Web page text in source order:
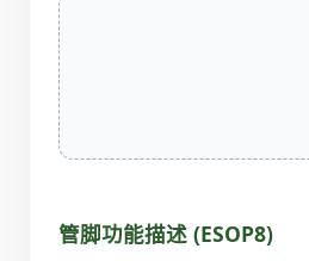
管脚功能描述 (ESOP8)